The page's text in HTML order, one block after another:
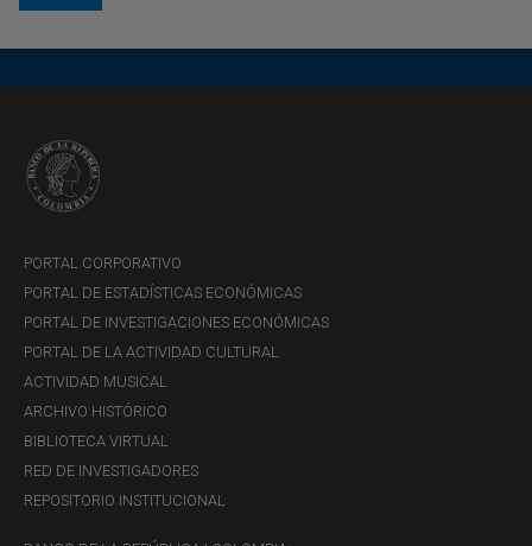
PORTAL CORPORATIVO
PORTAL DE ESTADÍSTICAS ECONÓMICAS
PORTAL DE INVESTIGACIONES ECONÓMICAS
PORTAL DE LA ACTIVIDAD CULTURAL
ACTIVIDAD MUSICAL
ARCHIVO HISTÓRICO
BIBLIOTECA VIRTUAL
RED DE INVESTIGADORES
REPOSITORIO INSTITUCIONAL